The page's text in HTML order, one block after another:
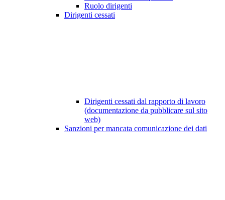
Ruolo dirigenti
Dirigenti cessati
Dirigenti cessati dal rapporto di lavoro
(documentazione da pubblicare sul sito
web)
Sanzioni per mancata comunicazione dei dati